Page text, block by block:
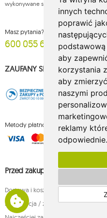
innych
poprawić
aby
korzystania
aby
naszymi
reklamy
odpowiednie.
wykonywane są hamaki.
Masz pytania? Zadzwoń (pon.-pt.
600 055 695
ZAUFANY SKLEP
Metody płatności
Przed zakupem
Dostawa i koszty
Rezygnacja / zwrot produktów w